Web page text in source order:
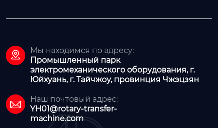

Мы находимся по адресу:
Промышленный парк
электромеханического оборудования, г.
Юйхуань, г. Тайчжоу, провинция Чжэцзян

Наш почтовый адрес:
YH01@rotary-transfer-
machine.com